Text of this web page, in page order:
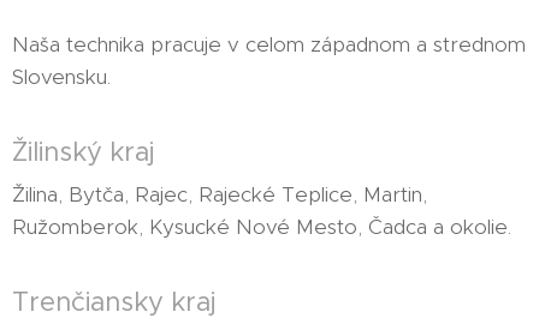
Naša technika pracuje v celom západnom a strednom
Slovensku.
Žilinský kraj
Žilina, Bytča, Rajec, Rajecké Teplice, Martin,
Ružomberok, Kysucké Nové Mesto, Čadca a okolie.
Trenčiansky kraj